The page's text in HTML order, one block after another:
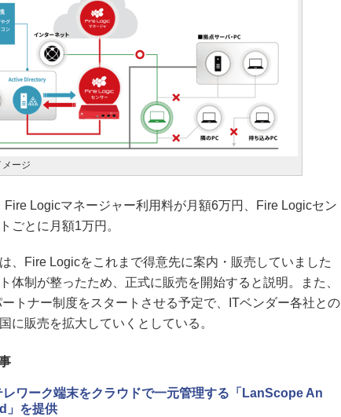
ージ
Logicマネージャー利用料が月額6万円、Fire Logicセン
ごとに月額1万円。
、Fire Logicをこれまで得意先に案内・販売していました
体制が整ったため、正式に販売を開始すると説明。また、
トナー制度をスタートさせる予定で、ITベンダー各社との
に販売を拡大していくとしている。
レワーク端末をクラウドで一元管理する「LanScope An
」を提供